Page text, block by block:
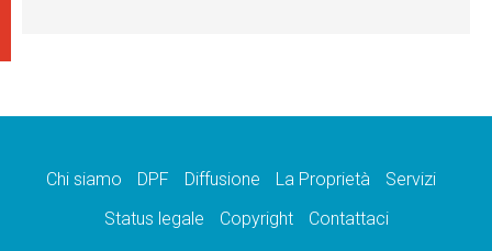
Chi siamo DPF Diffusione La Proprietà
Servizi
Status legale
Copyright Contattaci